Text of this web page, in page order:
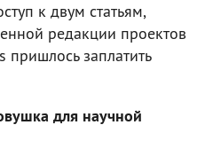
к двум статьям,
редакции проектов
заплатить
для научной